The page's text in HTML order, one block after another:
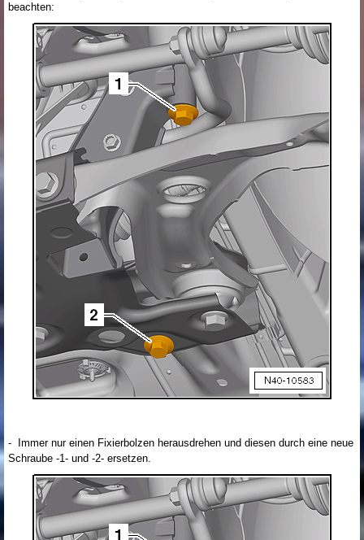
beachten:
- Immer nur einen Fixierbolzen herausdrehen und diesen durch eine neue
Schraube -1- und -2- ersetzen.